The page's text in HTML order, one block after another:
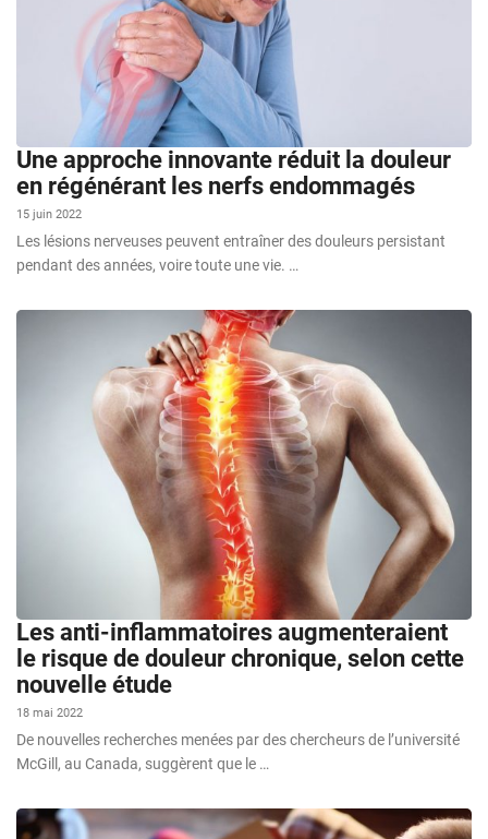
Une approche innovante réduit la douleur
en régénérant les nerfs endommagés
15 juin 2022
Les lésions nerveuses peuvent entraîner des douleurs persistant
pendant des années, voire toute une vie. …
Les anti-inflammatoires augmenteraient
le risque de douleur chronique, selon cette
nouvelle étude
18 mai 2022
De nouvelles recherches menées par des chercheurs de l’université
McGill, au Canada, suggèrent que le …